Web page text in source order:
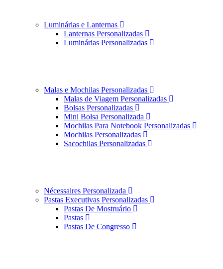
Luminárias e Lanternas
Lanternas Personalizadas
Luminárias Personalizadas
Malas e Mochilas Personalizadas
Malas de Viagem Personalizadas
Bolsas Personalizadas
Mini Bolsa Personalizada
Mochilas Para Notebook Personalizadas
Mochilas Personalizadas
Sacochilas Personalizadas
Nécessaires Personalizada
Pastas Executivas Personalizadas
Pastas De Mostruário
Pastas
Pastas De Congresso